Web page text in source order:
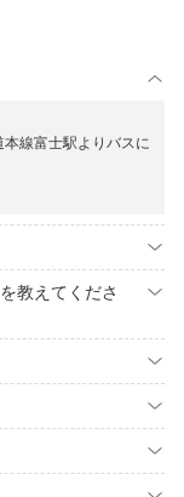
線富士駅よりバスに
教えてくださ